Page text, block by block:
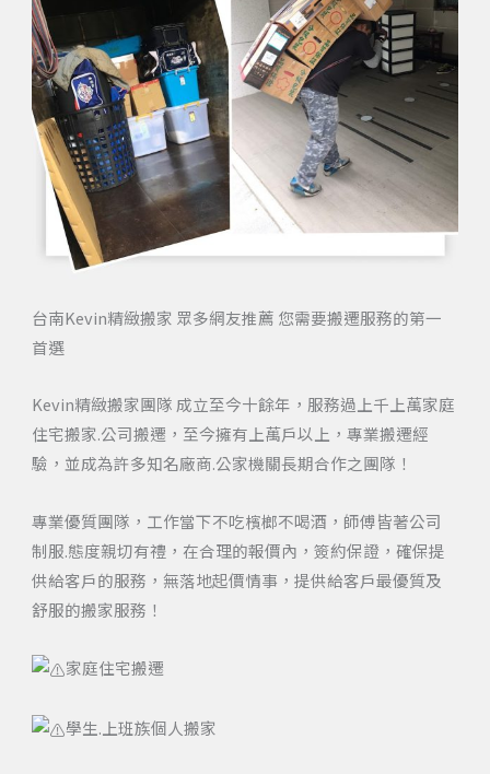
台南Kevin精緻搬家 眾多網友推薦 您需要搬遷服務的第一
首選
Kevin精緻搬家團隊 成立至今十餘年，服務過上千上萬家庭
住宅搬家.公司搬遷，至今擁有上萬戶以上，專業搬遷經
驗，並成為許多知名廠商.公家機關長期合作之團隊！
專業優質團隊，工作當下不吃檳榔不喝酒，師傅皆著公司
制服.態度親切有禮，在合理的報價內，簽約保證，確保提
供給客戶的服務，無落地起價情事，提供給客戶最優質及
舒服的搬家服務！
家庭住宅搬遷
學生.上班族個人搬家